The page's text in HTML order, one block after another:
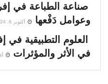
صناعة الطباعة في
وعوامل دَفْعها
أكتوبر 6, 2024
العلوم التطبيقية في
في الأثر والمؤثرات